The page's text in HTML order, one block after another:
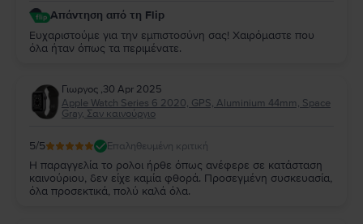
Απάντηση από τη Flip
Ευχαριστούμε για την εμπιστοσύνη σας! Χαιρόμαστε που
όλα ήταν όπως τα περιμένατε.
Γιωργος ,30 Apr 2025
Apple Watch Series 6 2020, GPS, Aluminium 44mm, Space
Gray, Σαν καινούργιο
5/5 Επαληθευμένη κριτική
Η παραγγελία το ρολοι ήρθε όπως ανέφερε σε κατάσταση
καινούριου, δεν είχε καμία φθορά. Προσεγμένη συσκευασία,
όλα προσεκτικά, πολύ καλά όλα.